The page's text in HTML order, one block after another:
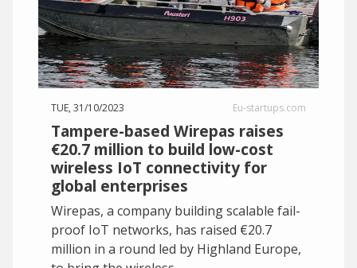
TUE, 31/10/2023 Eu-startups.com
Tampere-based Wirepas raises
€20.7 million to build low-cost
wireless IoT connectivity for
global enterprises
Wirepas, a company building scalable fail-
proof IoT networks, has raised €20.7
million in a round led by Highland Europe,